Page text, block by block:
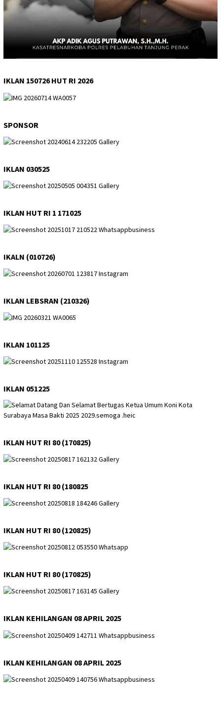
IKLAN 150726 HUT RI 2026
SPONSOR
IKLAN 030525
IKLAN HUT RI 1 171025
IKALN (010726)
IKLAN LEBSRAN (210326)
IKLAN 101125
IKLAN 051225
IKLAN HUT RI 80 (170825)
IKLAN HUT RI 80 (180825
IKLAN HUT RI 80 (120825)
IKLAN HUT RI 80 (170825)
IKLAN KEHILANGAN 08 APRIL 2025
IKLAN KEHILANGAN 08 APRIL 2025